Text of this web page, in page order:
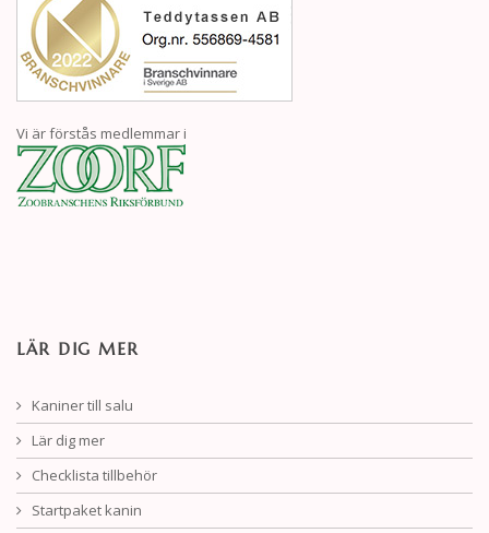
Vi är förstås medlemmar i
LÄR DIG MER
Kaniner till salu
Lär dig mer
Checklista tillbehör
Startpaket kanin